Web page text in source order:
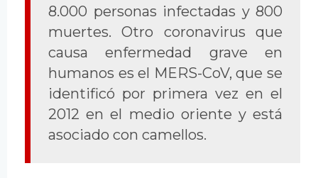
8.000 personas infectadas y 800
muertes. Otro coronavirus que
causa enfermedad grave en
humanos es el MERS-CoV, que se
identificó por primera vez en el
2012 en el medio oriente y está
asociado con camellos.